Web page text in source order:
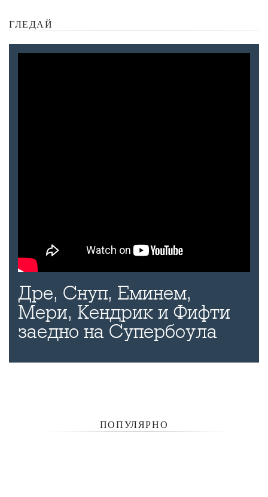
ГЛЕДАЙ
Дре, Снуп, Еминем,
Мери, Кендрик и Фифти
заедно на Супербоула
ПОПУЛЯРНО